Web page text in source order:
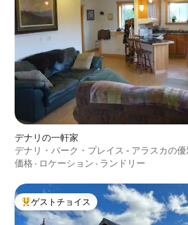
デナリの一軒家
デナリ・パーク・プレイス - アラスカの優
価格 · ロケーション · ランドリー
大好評のゲストチョイスです。
ゲストチョイス